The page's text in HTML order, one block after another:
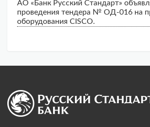
АО «Банк Русский Стандарт»
проведения тендера № ОД-016 на
оборудования CISCO.